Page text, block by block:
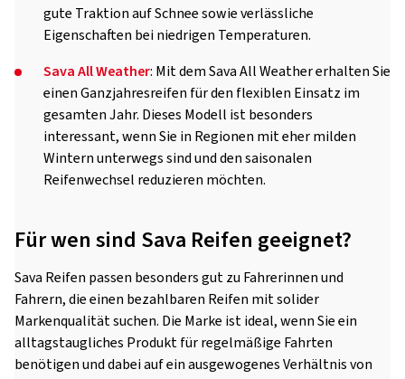
gute Traktion auf Schnee sowie verlässliche
Eigenschaften bei niedrigen Temperaturen.
Sava All Weather: Mit dem Sava All Weather erhalten Sie
einen Ganzjahresreifen für den flexiblen Einsatz im
gesamten Jahr. Dieses Modell ist besonders
interessant, wenn Sie in Regionen mit eher milden
Wintern unterwegs sind und den saisonalen
Reifenwechsel reduzieren möchten.
Für wen sind Sava Reifen geeignet?
Sava Reifen passen besonders gut zu Fahrerinnen und
Fahrern, die einen bezahlbaren Reifen mit solider
Markenqualität suchen. Die Marke ist ideal, wenn Sie ein
alltagstaugliches Produkt für regelmäßige Fahrten
benötigen und dabei auf ein ausgewogenes Verhältnis von